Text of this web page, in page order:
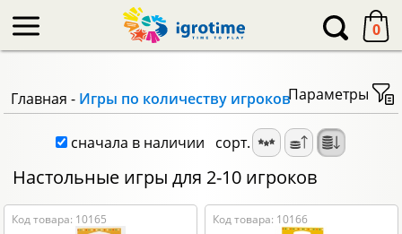
0
Главная - Игры по количеству игроковПараметры
сначала в наличии сорт.
Настольные игры для 2-10 игроков
Код товара: 10165 Код товара: 10166